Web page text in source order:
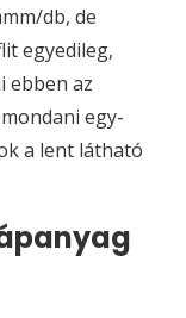
db, de
egyedileg,
ebben az
egy-
a lent látható